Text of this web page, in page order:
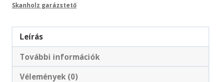
Skanholz garázstető
Leírás
További információk
Vélemények (0)